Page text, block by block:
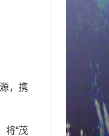
，携
将“茂